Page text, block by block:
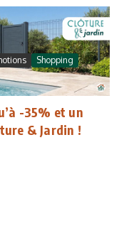
Shopping
-35% et un
& Jardin !